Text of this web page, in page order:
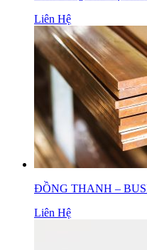
Liên Hệ
ĐỒNG THANH –
Liên Hệ